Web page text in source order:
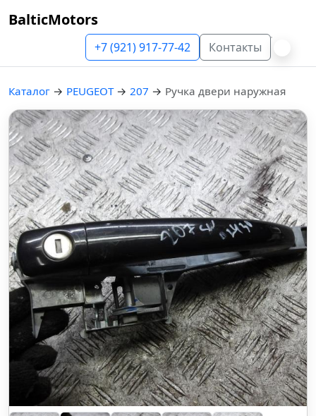
BalticMotors
+7 (921) 917-77-42 Контакты
Каталог → PEUGEOT → 207 → Ручка двери наружная